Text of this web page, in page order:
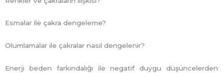
Esmalar ile çakra dengeleme?
Olumlamalar ile çakralar nasıl dengelenir?
Enerji beden farkındalığı ile negatif duygu düşüncelerden